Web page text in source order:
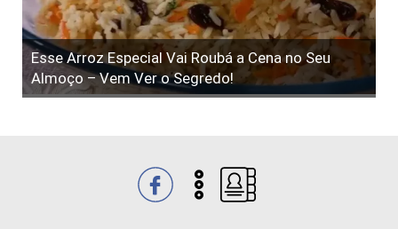
Esse Arroz Especial Vai Roubá a Cena no Seu
Almoço – Vem Ver o Segredo!